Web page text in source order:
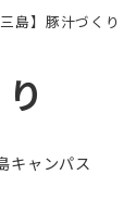
三島】豚汁づくり
ー
キャンパス